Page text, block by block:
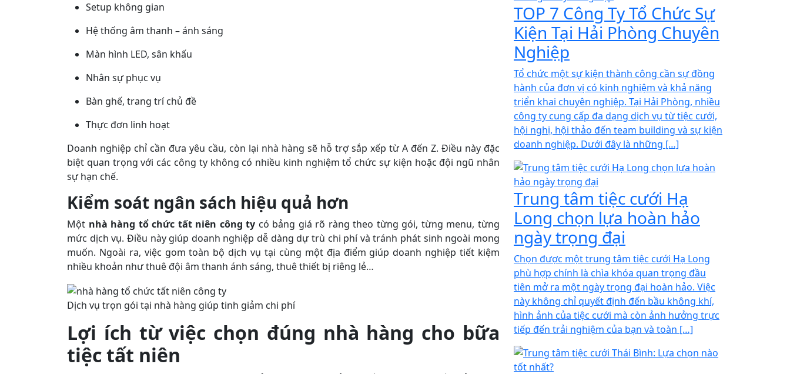
Setup không gian
Hệ thống âm thanh – ánh sáng
Màn hình LED, sân khấu
Nhân sự phục vụ
Bàn ghế, trang trí chủ đề
Thực đơn linh hoạt
Doanh nghiệp chỉ cần đưa yêu cầu, còn lại nhà hàng sẽ hỗ trợ sắp xếp từ A đến Z. Điều này đặc
biệt quan trọng với các công ty không có nhiều kinh nghiệm tổ chức sự kiện hoặc đội ngũ nhân
sự hạn chế.
Kiểm soát ngân sách hiệu quả hơn
Một nhà hàng tổ chức tất niên công ty có bảng giá rõ ràng theo từng gói, từng menu, từng
mức dịch vụ. Điều này giúp doanh nghiệp dễ dàng dự trù chi phí và tránh phát sinh ngoài mong
muốn. Ngoài ra, việc gom toàn bộ dịch vụ tại cùng một địa điểm giúp doanh nghiệp tiết kiệm
nhiều khoản như thuê đội âm thanh ánh sáng, thuê thiết bị riêng lẻ…
Dịch vụ trọn gói tại nhà hàng giúp tinh giảm chi phí
Lợi ích từ việc chọn đúng nhà hàng cho bữa
tiệc tất niên
TOP 7 Công Ty Tổ Chức Sự
Kiện Tại Hải Phòng Chuyên
Nghiệp
Tổ chức một sự kiện thành công cần sự đồng
hành của đơn vị có kinh nghiệm và khả năng
triển khai chuyên nghiệp. Tại Hải Phòng, nhiều
công ty cung cấp đa dạng dịch vụ từ tiệc cưới,
hội nghị, hội thảo đến team building và sự kiện
doanh nghiệp. Dưới đây là những […]
Trung tâm tiệc cưới Hạ
Long chọn lựa hoàn hảo
ngày trọng đại
Chọn được một trung tâm tiệc cưới Hạ Long
phù hợp chính là chìa khóa quan trọng đầu
tiên mở ra một ngày trọng đại hoàn hảo. Việc
này không chỉ quyết định đến bầu không khí,
hình ảnh của tiệc cưới mà còn ảnh hưởng trực
tiếp đến trải nghiệm của bạn và toàn […]